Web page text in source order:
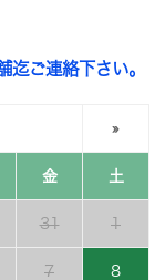
ご連絡下さい。
»
金 土
31 1
7 8